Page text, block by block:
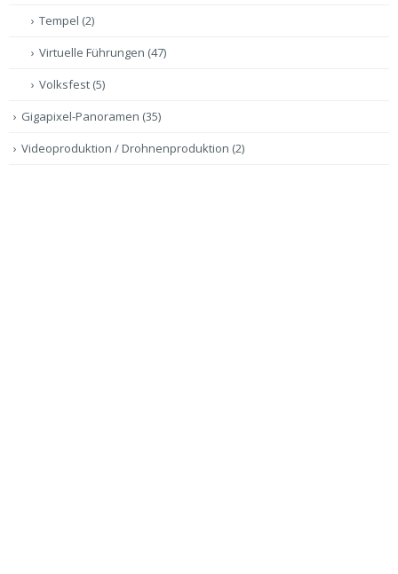
Tempel (2)
Virtuelle Führungen (47)
Volksfest (5)
Gigapixel-Panoramen (35)
Videoproduktion / Drohnenproduktion (2)